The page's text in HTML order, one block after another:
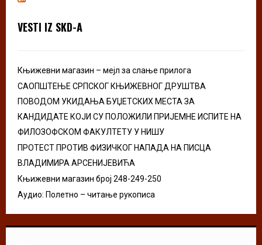
r
VESTI IZ SKD-A
Књижевни магазин – мејл за слање прилога
САОПШТЕЊЕ СРПСКОГ КЊИЖЕВНОГ ДРУШТВА
ПОВОДОМ УКИДАЊА БУЏЕТСКИХ МЕСТА ЗА
КАНДИДАТЕ КОЈИ СУ ПОЛОЖИЛИ ПРИЈЕМНЕ ИСПИТЕ НА
ФИЛОЗОФСКОМ ФАКУЛТЕТУ У НИШУ
ПРОТЕСТ ПРОТИВ ФИЗИЧКОГ НАПАДА НА ПИСЦА
ВЛАДИМИРА АРСЕНИЈЕВИЋА
Књижевни магазин број 248-249-250
Аудио: Полетно – читање рукописа